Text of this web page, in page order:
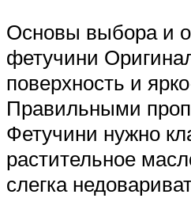
Основы выбора и
фетучини
поверхность и
Правильными
Фетучини нужно
растительное
слегка